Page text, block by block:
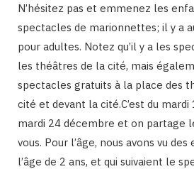
N’hésitez pas et emmenez les
spectacles de marionnettes; il y a
pour adultes. Notez qu’il y a les
les théâtres de la cité, mais
spectacles gratuits à la place des
cité et devant la cité.C’est du
mardi 24 décembre et on partage
vous. Pour l’âge, nous avons vu
l’âge de 2 ans, et qui suivaient le